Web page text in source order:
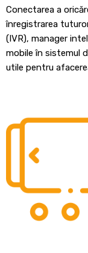
Conectarea a
înregistrarea
(IVR), manager
mobile în sistemul
utile pentru